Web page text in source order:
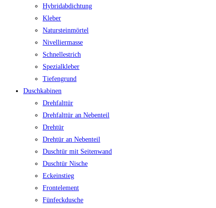
Hybridabdichtung
Kleber
Natursteinmörtel
Nivelliermasse
Schnellestrich
Spezialkleber
Tiefengrund
Duschkabinen
Drehfalttür
Drehfalttür an Nebenteil
Drehtür
Drehtür an Nebenteil
Duschtür mit Seitenwand
Duschtür Nische
Eckeinstieg
Frontelement
Fünfeckdusche